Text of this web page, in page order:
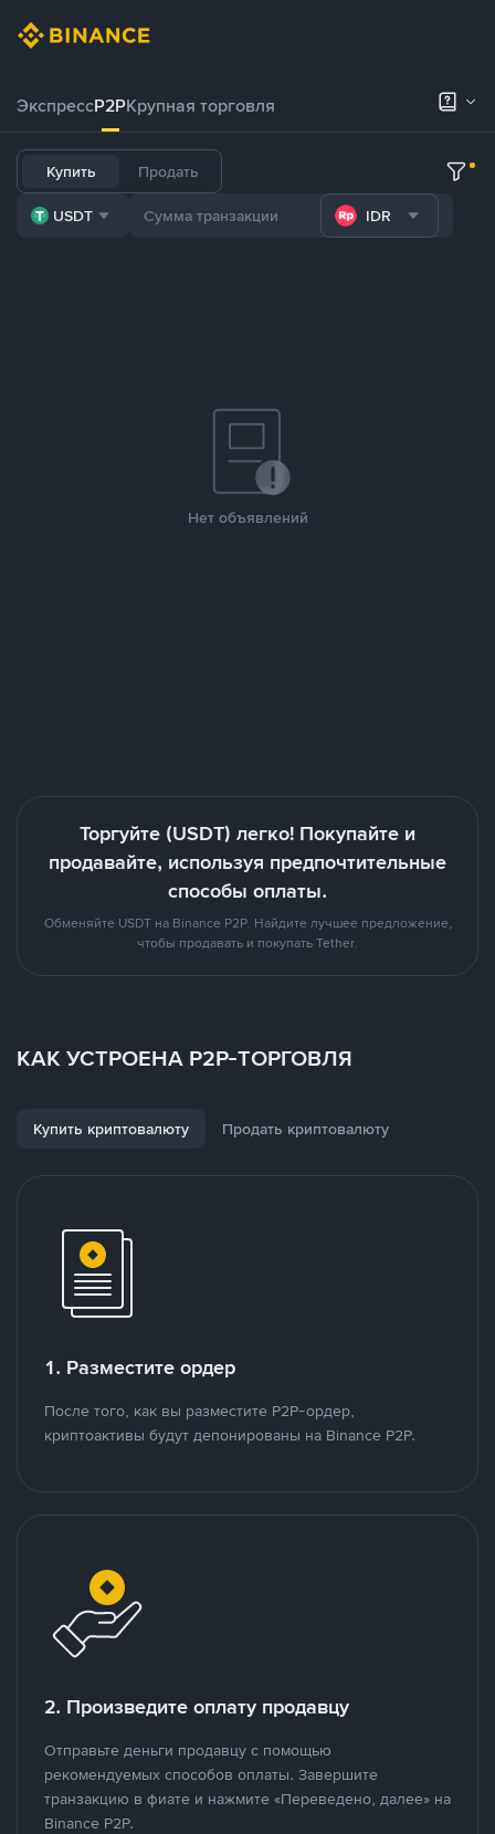
ЭкспрессP2PКрупная торговля
Купить Продать
USDT IDR
Нет объявлений
Торгуйте (USDT) легко! Покупайте и
продавайте, используя предпочтительные
способы оплаты.
Обменяйте USDT на Binance P2P. Найдите лучшее предложение,
чтобы продавать и покупать Tether.
КАК УСТРОЕНА P2P-ТОРГОВЛЯ
Купить криптовалюту Продать криптовалюту
1. Разместите ордер
После того, как вы разместите P2P-ордер,
криптоактивы будут депонированы на Binance P2P.
2. Произведите оплату продавцу
Отправьте деньги продавцу с помощью
рекомендуемых способов оплаты. Завершите
транзакцию в фиате и нажмите «Переведено, далее» на
Binance P2P.